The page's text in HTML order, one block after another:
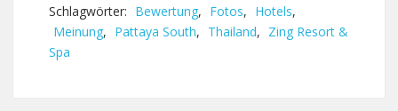
Schlagwörter: Bewertung, Fotos, Hotels,
Meinung, Pattaya South, Thailand, Zing Resort &
Spa